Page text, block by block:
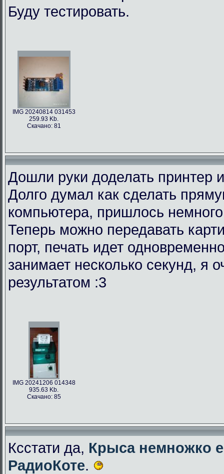
Буду тестировать.
IMG 20240814 031453
259.93 Kb.
Скачано: 81
Дошли руки доделать принтер
Долго думал как сделать
компьютера, пришлось немного
Теперь можно передавать
порт, печать идет
занимает несколько секунд, я
результатом :3
IMG 20241206 014348
935.63 Kb.
Скачано: 85
Ксстати да, Крыса немножко
РадиоКоте.